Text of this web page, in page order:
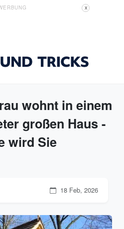
X
wohnt in einem
großen Haus -
wird Sie
18 Feb, 2026